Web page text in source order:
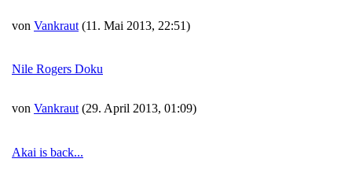
von Vankraut (11. Mai 2013, 22:51)
Nile Rogers Doku
von Vankraut (29. April 2013, 01:09)
Akai is back...